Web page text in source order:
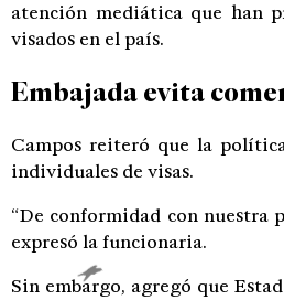
atención mediática que han
visados ​​en el país.
Embajada evita
Campos reiteró que la
individuales de visas.
“De conformidad con nuestra
expresó la funcionaria.
Sin embargo, agregó que